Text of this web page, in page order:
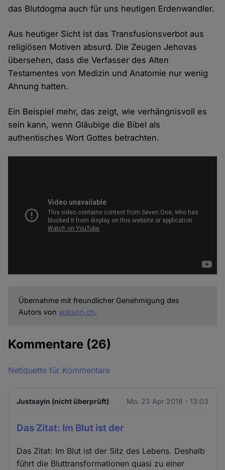
das Blutdogma auch für uns heutigen Erdenwandler.
Aus heutiger Sicht ist das Transfusionsverbot aus
religiösen Motiven absurd. Die Zeugen Jehovas
übersehen, dass die Verfasser des Alten
Testamentes von Medizin und Anatomie nur wenig
Ahnung hatten.
Ein Beispiel mehr, das zeigt, wie verhängnisvoll es
sein kann, wenn Gläubige die Bibel als
authentisches Wort Gottes betrachten.
Übernahme mit freundlicher Genehmigung des
Autors von watson.ch.
Kommentare (26)
Netiquette für Kommentare
Justsayin (nicht überprüft) Mo. 23 Apr 2018 - 13:03
Das Zitat: Im Blut ist der
Das Zitat: Im Blut ist der Sitz des Lebens. Deshalb
führt die Bluttransformationen quasi zu einer